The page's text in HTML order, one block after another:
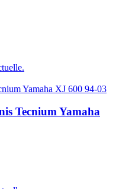
Tecnium Yamaha